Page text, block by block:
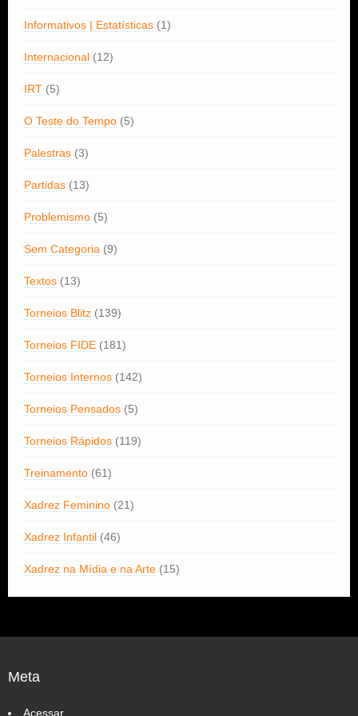
Informativos | Estatísticas (1)
Internacional (12)
IRT (5)
O Teste do Tempo (5)
Palestras (3)
Partidas (13)
Problemismo (5)
Sem Categoria (9)
Textos (13)
Torneios Blitz (139)
Torneios FIDE (181)
Torneios Internos (142)
Torneios Pensados (5)
Torneios Rápidos (119)
Treinamento (61)
Xadrez Feminino (21)
Xadrez Infantil (46)
Xadrez na Mídia e na Arte (15)
Meta
Acessar